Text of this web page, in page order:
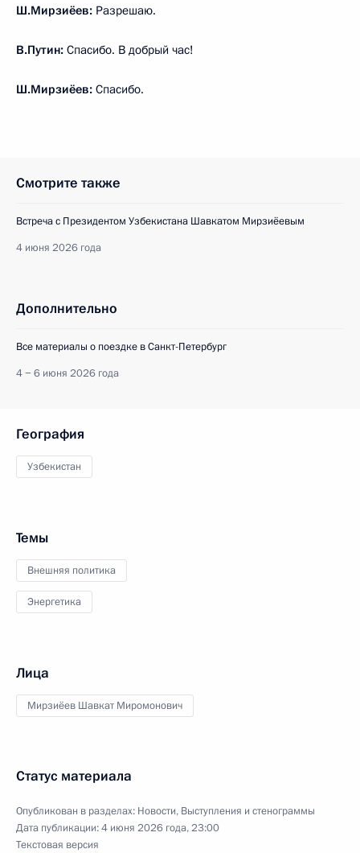
Ш.Мирзиёев: Разрешаю.
В.Путин: Спасибо. В добрый час!
Ш.Мирзиёев: Спасибо.
Смотрите также
Встреча с Президентом Узбекистана Шавкатом Мирзиёевым
4 июня 2026 года
Дополнительно
Все материалы о поездке в Санкт-Петербург
4 − 6 июня 2026 года
География
Узбекистан
Темы
Внешняя политика
Энергетика
Лица
Мирзиёев Шавкат Миромонович
Статус материала
Опубликован в разделах: Новости, Выступления и стенограммы
Дата публикации:4 июня 2026 года, 23:00
Текстовая версия